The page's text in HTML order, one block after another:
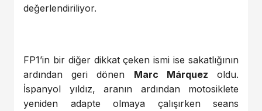
değerlendiriliyor.
FP1’in bir diğer dikkat çeken ismi ise sakatlığının
ardından geri dönen Marc Márquez oldu.
İspanyol yıldız, aranın ardından motosiklete
yeniden adapte olmaya çalışırken seans